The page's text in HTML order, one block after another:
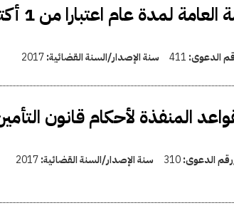
قرار بتكليف الشباب من
الدعوى: 411 سنة الإصدار/السنة القضائية:2017
المنفذة لأحكام قانون
رقم الدعوى:310 سنة الإصدار/السنة القضائية:2017